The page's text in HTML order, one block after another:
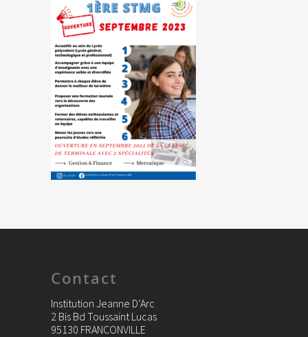
Contact
Institution Jeanne D’Arc
2 Bis Bd Toussaint Lucas
95130 FRANCONVILLE